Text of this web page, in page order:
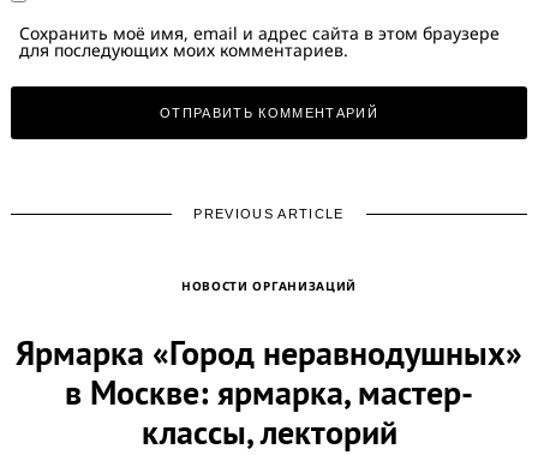
Сохранить моё имя, email и адрес сайта в этом браузере
для последующих моих комментариев.
PREVIOUS ARTICLE
НОВОСТИ ОРГАНИЗАЦИЙ
Ярмарка «Город неравнодушных»
в Москве: ярмарка, мастер-
классы, лекторий